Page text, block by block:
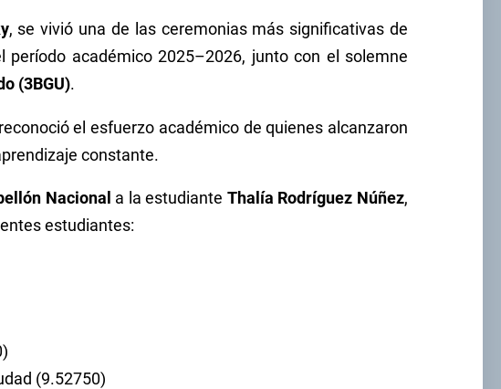
, se vivió una de las ceremonias más significativas de
período académico 2025–2026, junto con el solemne
(3BGU).
el esfuerzo académico de quienes alcanzaron
constante.
Nacional a la estudiante Thalía Rodríguez Núñez,
estudiantes:
(9.52750)